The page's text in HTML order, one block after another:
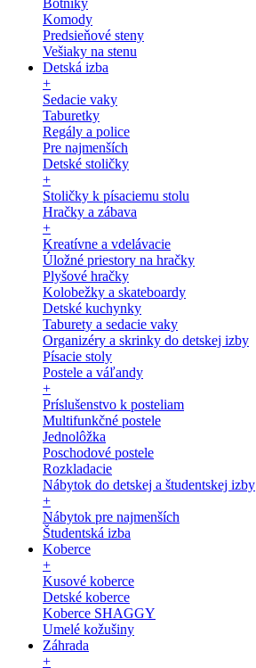
Botníky
Komody
Predsieňové steny
Vešiaky na stenu
Detská izba
+
Sedacie vaky
Taburetky
Regály a police
Pre najmenších
Detské stoličky
+
Stoličky k písaciemu stolu
Hračky a zábava
+
Kreatívne a vdelávacie
Úložné priestory na hračky
Plyšové hračky
Kolobežky a skateboardy
Detské kuchynky
Taburety a sedacie vaky
Organizéry a skrinky do detskej izby
Písacie stoly
Postele a váľandy
+
Príslušenstvo k posteliam
Multifunkčné postele
Jednolôžka
Poschodové postele
Rozkladacie
Nábytok do detskej a študentskej izby
+
Nábytok pre najmenších
Študentská izba
Koberce
+
Kusové koberce
Detské koberce
Koberce SHAGGY
Umelé kožušiny
Záhrada
+